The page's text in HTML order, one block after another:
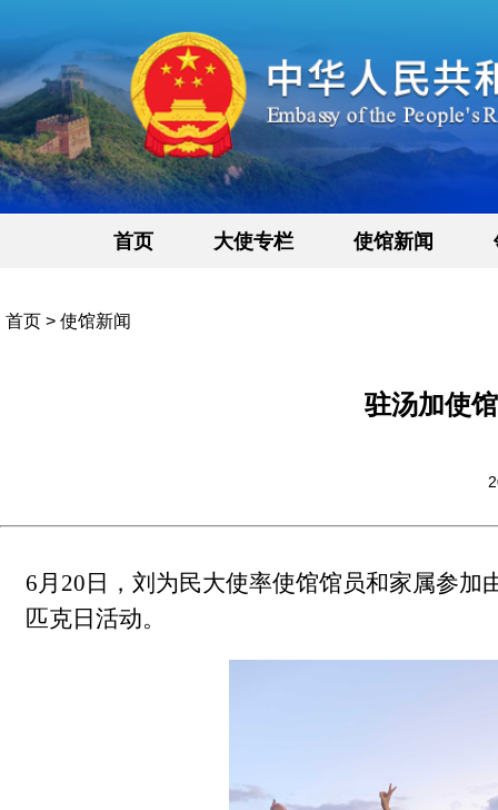
首页 大使专栏 使馆新闻
首页 > 使馆新闻
驻汤加使
6月20日， 刘为民大使率使馆馆员和家属参加
匹克日活动。